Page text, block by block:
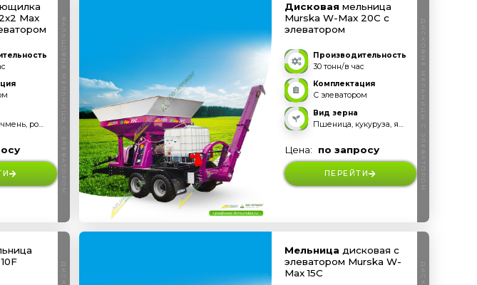
Max
Пшеница, ячмень, рожь, овес, тритикале и прочее
ВАЛЬЦОВЫЕ МЕЛЬНИЦЫ С ЭЛЕВАТОРОМ
Дисковая мельница
Murska W-Max 20C с
элеватором
Производительность
30 тонн/в час
Комплектация
С элеватором
Вид зерна
Пшеница, кукуруза, ячмень, рожь, овес, бобовые и прочее
Цена: по запросу
ПЕРЕЙТИ ДИСКОВЫЕ МЕЛЬНИЦЫ С ЭЛЕВАТОРОМ
Мельница дисковая с
элеватором Murska W-
Max 15C